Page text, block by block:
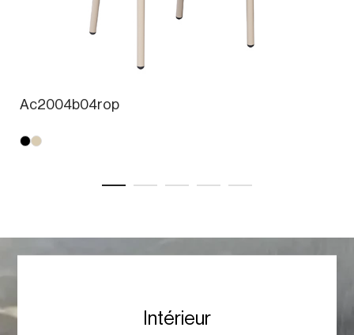
Ac2004b04rop
Intérieur